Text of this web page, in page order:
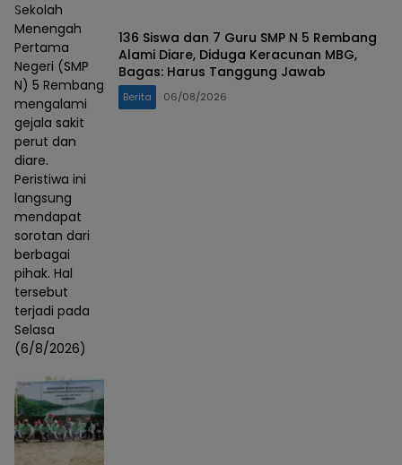
Sekolah
Menengah
Pertama
Negeri (SMP
N) 5 Rembang
mengalami
gejala sakit
perut dan
diare.
Peristiwa ini
langsung
mendapat
sorotan dari
berbagai
pihak. Hal
tersebut
terjadi pada
Selasa
(6/8/2026)
136 Siswa dan 7 Guru SMP N 5 Rembang
Alami Diare, Diduga Keracunan MBG,
Bagas: Harus Tanggung Jawab
Berita 06/08/2026